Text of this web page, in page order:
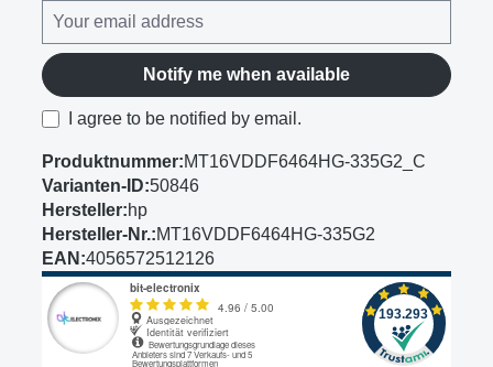
Notify me when available
I agree to be notified by email.
Produktnummer:MT16VDDF6464HG-335G2_C
Varianten-ID:50846
Hersteller:hp
Hersteller-Nr.:MT16VDDF6464HG-335G2
EAN:4056572512126